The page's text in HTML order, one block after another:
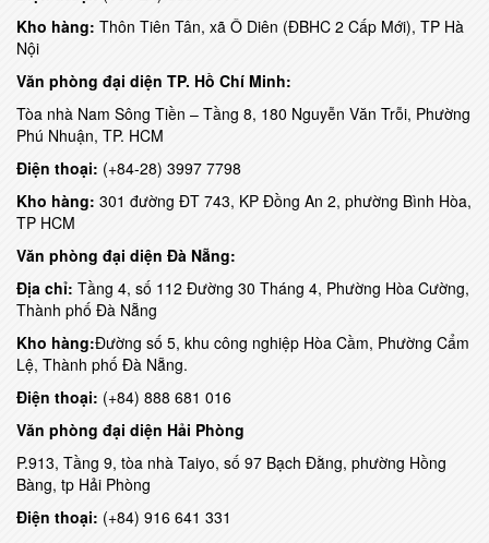
Kho hàng: Thôn Tiên Tân, xã Ô Diên (ĐBHC 2 Cấp Mới), TP Hà
Nội
Văn phòng đại diện TP. Hồ Chí Minh:
Tòa nhà Nam Sông Tiền – Tầng 8, 180 Nguyễn Văn Trỗi, Phường
Phú Nhuận, TP. HCM
Điện thoại: (+84-28) 3997 7798
Kho hàng: 301 đường ĐT 743, KP Đồng An 2, phường Bình Hòa,
TP HCM
Văn phòng đại diện Đà Nẵng:
Địa chỉ: Tầng 4, số 112 Đường 30 Tháng 4, Phường Hòa Cường,
Thành phố Đà Nẵng
Kho hàng:Đường số 5, khu công nghiệp Hòa Cầm, Phường Cẩm
Lệ, Thành phố Đà Nẵng.
Điện thoại: (+84) 888 681 016
Văn phòng đại diện Hải Phòng
P.913, Tầng 9, tòa nhà Taiyo, số 97 Bạch Đằng, phường Hồng
Bàng, tp Hải Phòng
Điện thoại: (+84) 916 641 331